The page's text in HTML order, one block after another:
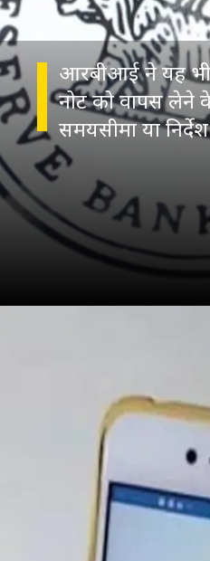
आरबीआई ने यह
नोट को वापस लेने
समयसीमा या